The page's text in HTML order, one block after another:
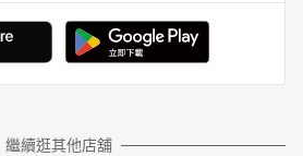
繼續逛其他店舖